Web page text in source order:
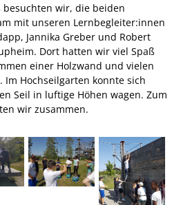
besuchten wir, die beiden
mit unseren Lernbegleiter:innen
Jannika Greber und Robert
Dort hatten wir viel Spaß
einer Holzwand und vielen
Hochseilgarten konnte sich
Seil in luftige Höhen wagen. Zum
wir zusammen.